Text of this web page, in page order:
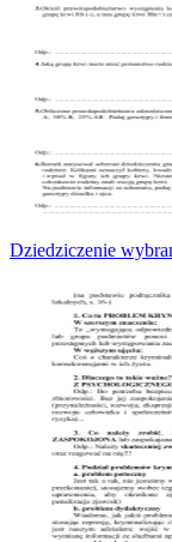
Dziedziczenie